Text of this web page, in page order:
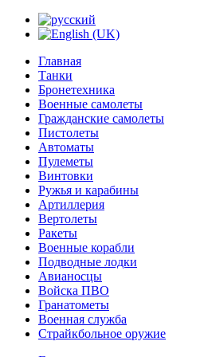
Главная
Танки
Бронетехника
Военные самолеты
Гражданские самолеты
Пистолеты
Автоматы
Пулеметы
Винтовки
Ружья и карабины
Артиллерия
Вертолеты
Ракеты
Военные корабли
Подводные лодки
Авианосцы
Войска ПВО
Гранатометы
Военная служба
Страйкбольное оружие